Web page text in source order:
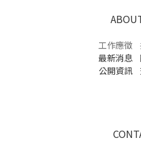
工作應徵
最新消息
公開資訊